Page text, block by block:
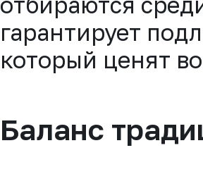
гарантирует
который ценят
Баланс